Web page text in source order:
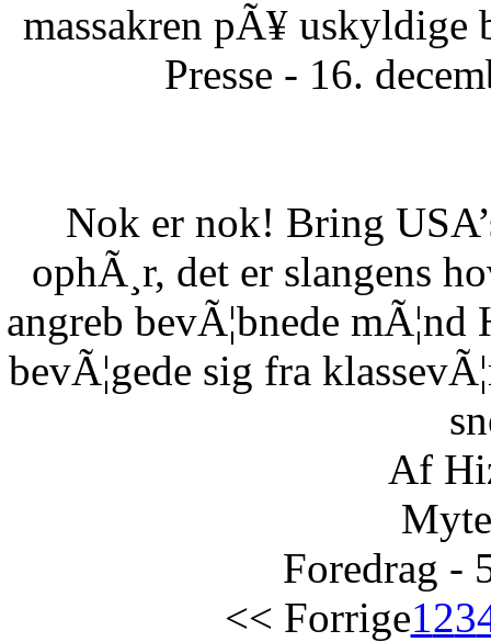
massakren pÃ¥ uskyldige
Presse - 16.
Nok er nok! Bring
ophÃ¸r, det er slangens
angreb bevÃ¦bnede
bevÃ¦gede sig fra
Af
Foredrag -
<< Forrige123